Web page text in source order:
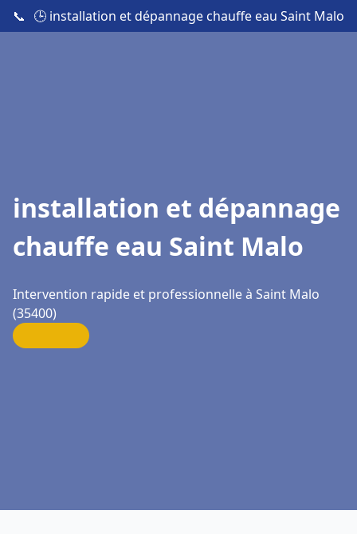
📞 🕒 installation et dépannage chauffe eau Saint Malo
installation et dépannage
chauffe eau Saint Malo
Intervention rapide et professionnelle à Saint Malo
(35400)